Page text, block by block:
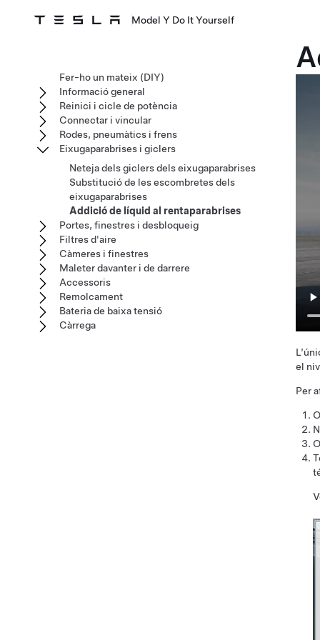
Model Y Do It Yourself
el
Per
Fer-ho un mateix (DIY)
Informació general
Reinici i cicle de potència
Connectar i vincular
Rodes, pneumàtics i frens
Eixugaparabrises i giclers
Neteja dels giclers dels eixugaparabrises
Substitució de les escombretes dels
eixugaparabrises
Addició de líquid al rentaparabrises
Portes, finestres i desbloqueig
Filtres d'aire
Càmeres i finestres
Maleter davanter i de darrere
Accessoris
Remolcament
Bateria de baixa tensió
Càrrega